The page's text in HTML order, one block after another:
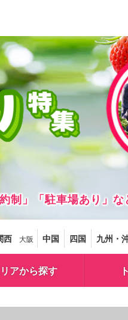
制」「駐車場あり」
西 大阪 中国 四国 九州・
アから探す